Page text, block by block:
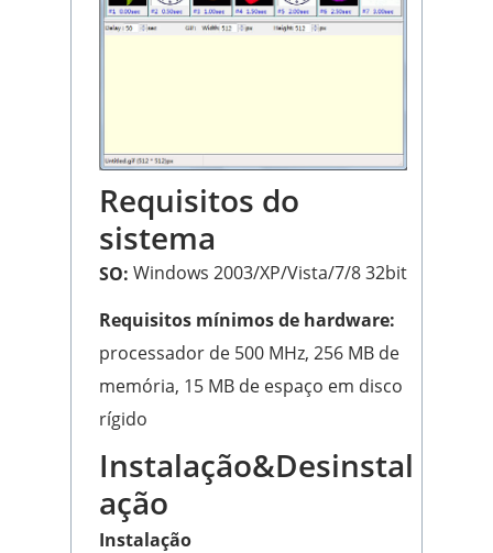
Requisitos do
sistema
SO: Windows 2003/XP/Vista/7/8 32bit
Requisitos mínimos de hardware:
processador de 500 MHz, 256 MB de
memória, 15 MB de espaço em disco
rígido
Instalação&Desinstal
ação
Instalação